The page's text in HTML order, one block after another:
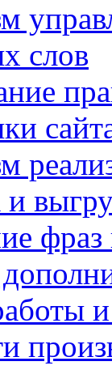
слов
и